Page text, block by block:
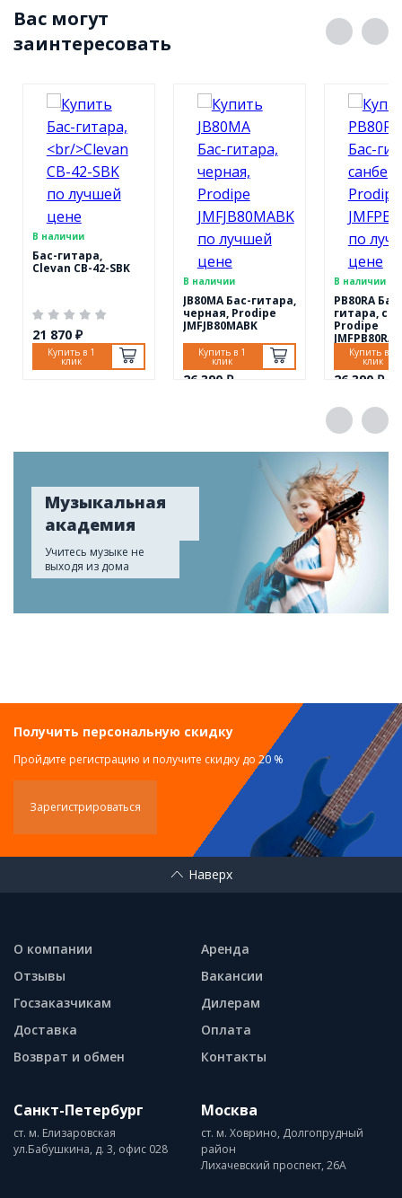
Вас могут
заинтересовать
В наличии
Бас-гитара,
Clevan CB-42-SBK
21 870 ₽
Купить в 1
клик
В наличии
JB80MA Бас-гитара,
черная, Prodipe
JMFJB80MABK
26 390 ₽
Купить в 1
клик
В наличии
PB80RA Бас-
гитара,
Prodipe
26 390 ₽
Купить в 1
клик
Музыкальная
академия
Учитесь музыке не
выходя из дома
Получить персональную скидку
Пройдите регистрацию и получите скидку до 20 %
Зарегистрироваться
Наверх
О компании
Отзывы
Госзаказчикам
Доставка
Возврат и обмен
Аренда
Вакансии
Дилерам
Оплата
Контакты
Санкт-Петербург
ст. м. Елизаровская
ул.Бабушкина, д. 3, офис 028
Москва
ст. м. Ховрино, Долгопрудный
район
Лихачевский проспект, 26А